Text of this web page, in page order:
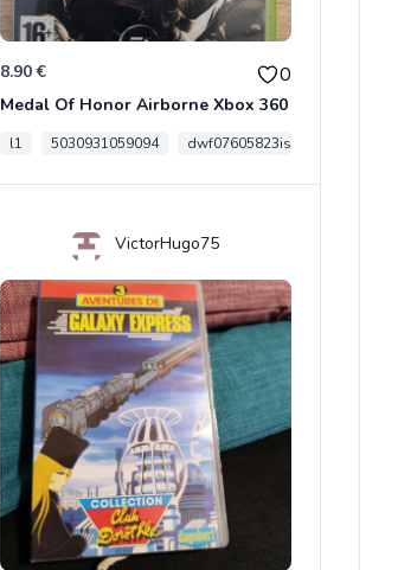
8.90 € 0
Medal Of Honor Airborne Xbox 360
l1 5030931059094 dwf07605823is
VictorHugo75